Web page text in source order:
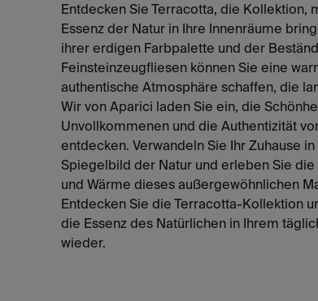
Entdecken Sie Terracotta, die Kollektion,
Essenz der Natur in Ihre Innenräume
ihrer erdigen Farbpalette und der
Feinsteinzeugfliesen können Sie eine
authentische Atmosphäre schaffen, die
Wir von Aparici laden Sie ein, die
Unvollkommenen und die Authentizität
entdecken. Verwandeln Sie Ihr Zuhause
Spiegelbild der Natur und erleben Sie
und Wärme dieses außergewöhnlichen
Entdecken Sie die Terracotta-Kollektion
die Essenz des Natürlichen in Ihrem
wieder.